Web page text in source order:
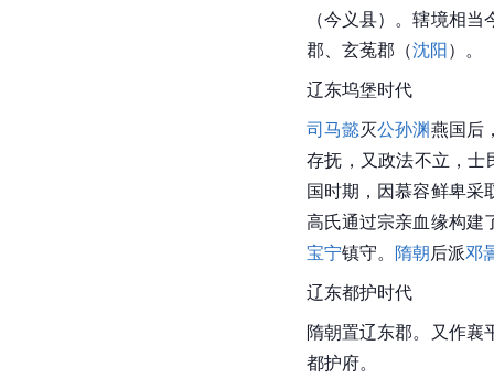
（今义县）。辖境相当
郡、玄菟郡（沈阳）。
辽东坞堡时代
司马懿灭公孙渊燕国后
存抚，又政法不立，士
国时期，因慕容鲜卑采
高氏通过宗亲血缘构建
宝宁镇守。 隋朝后派邓
辽东都护时代
隋朝置辽东郡。又作襄
都护府。